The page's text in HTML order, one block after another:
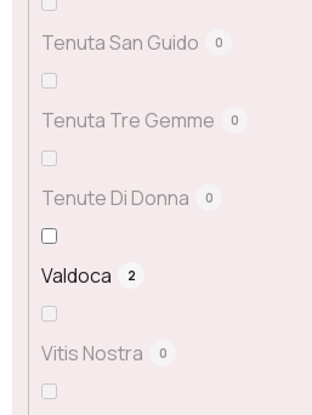
Tenuta San Guido 0
Tenuta Tre Gemme 0
Tenute Di Donna 0
Valdoca 2
Vitis Nostra 0